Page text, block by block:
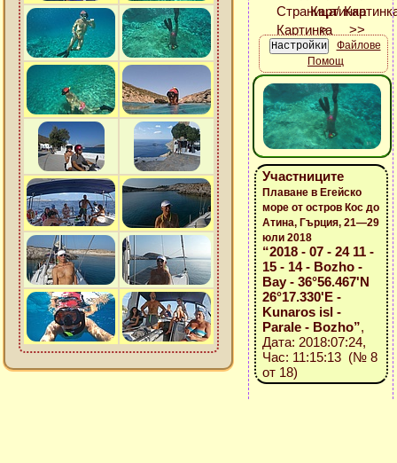
Файлове
Помощ
Участниците
Плаване в Егейско
море от остров Кос до
Атина, Гърция, 21—29
юли 2018
“2018 - 07 - 24 11 -
15 - 14 - Bozho -
Bay - 36°56.467'N
26°17.330'E -
Kunaros isl -
Parale - Bozho”,
Дата: 2018:07:24,
Час: 11:15:13 (№ 8
от 18)